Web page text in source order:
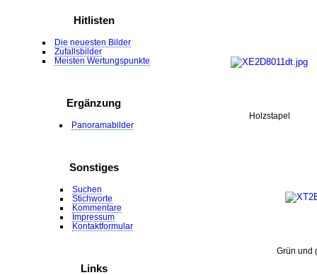
Hitlisten
Die neuesten Bilder
Zufallsbilder
Meisten Wertungspunkte
Ergänzung
Panoramabilder
Sonstiges
Suchen
Stichworte
Kommentare
Impressum
Kontaktformular
Links
Holzstapel
Grün und